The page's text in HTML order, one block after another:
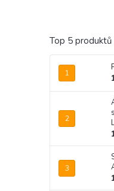
Top 5 produktů